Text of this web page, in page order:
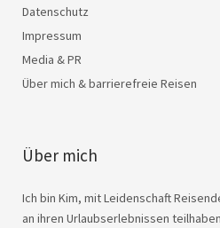
Datenschutz
Impressum
Media & PR
Über mich & barrierefreie Reisen
Über mich
Ich bin Kim, mit Leidenschaft
an ihren Urlaubserlebnissen